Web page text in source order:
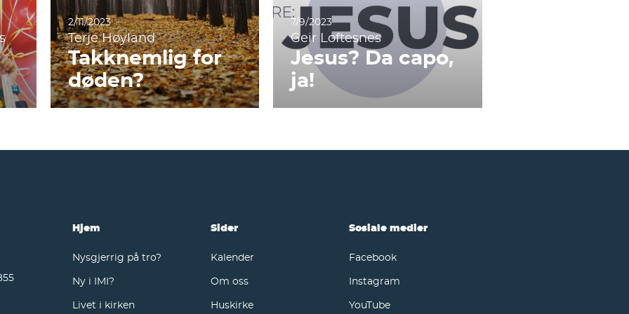
2/11/2023
Terje Høyland
Takknemlig for
døden?
7/9/2023
Geir Loftesnes
Jesus? Da capo,
ja!
Hjem
Nysgjerrig på tro?
Ny i IMI?
Livet i kirken
Sider
Kalender
Om oss
Huskirke
Sosiale medier
Facebook
Instagram
YouTube